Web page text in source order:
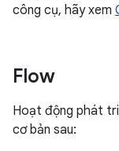
công cụ, hãy xem
Flow
Hoạt động phát
cơ bản sau: